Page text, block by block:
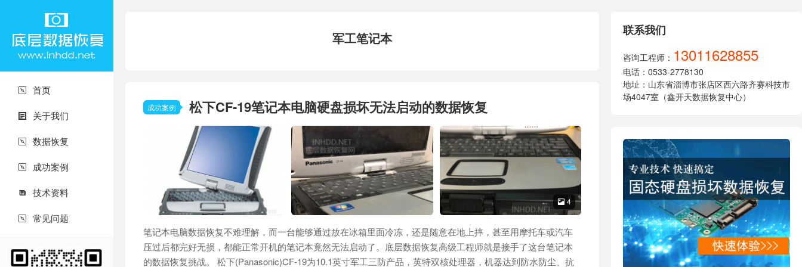
 首页
 关于我们
 数据恢复
 成功案例
 技术资料
 常见问题
军工笔记本
成功案例 松下CF-19笔记本电脑硬盘损坏无法启动的数据恢复
 4
笔记本电脑数据恢复不难理解，而一台能够通过放在冰箱里面冷冻，还是随意在地上摔，甚至用摩托车或汽车
压过后都完好无损，都能正常开机的笔记本竟然无法启动了。底层数据恢复高级工程师就是接手了这台笔记本
的数据恢复挑战。 松下(Panasonic)CF-19为10.1英寸军工三防产品，英特双核处理器，机器达到防水防尘、抗
联系我们
咨询工程师： 13011628855
电话：0533-2778130
地址：山东省淄博市张店区西六路齐赛科技市
场4047室（鑫开天数据恢复中心）